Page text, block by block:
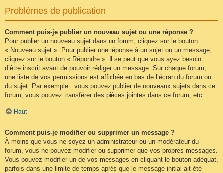
Problèmes de publication
Comment puis-je publier un nouveau sujet ou une réponse ?
Pour publier un nouveau sujet dans un forum, cliquez sur le bouton
« Nouveau sujet ». Pour publier une réponse à un sujet ou un message,
cliquez sur le bouton « Répondre ». Il se peut que vous ayez besoin
d’être inscrit avant de pouvoir rédiger un message. Sur chaque forum,
une liste de vos permissions est affichée en bas de l’écran du forum ou
du sujet. Par exemple : vous pouvez publier de nouveaux sujets dans ce
forum, vous pouvez transférer des pièces jointes dans ce forum, etc.
Haut
Comment puis-je modifier ou supprimer un message ?
À moins que vous ne soyez un administrateur ou un modérateur du
forum, vous ne pouvez modifier ou supprimer que vos propres messages.
Vous pouvez modifier un de vos messages en cliquant le bouton adéquat,
parfois dans une limite de temps après que le message initial ait été